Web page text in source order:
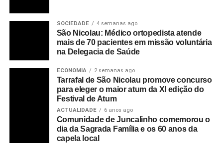
SOCIEDADE 4 semanas ago
São Nicolau: Médico ortopedista atende
mais de 70 pacientes em missão voluntária
na Delegacia de Saúde
ECONOMIA 2 semanas ago
Tarrafal de São Nicolau promove concurso
para eleger o maior atum da XI edição do
Festival de Atum
ACTUALIDADE 6 anos ago
Comunidade de Juncalinho comemorou o
dia da Sagrada Família e os 60 anos da
capela local